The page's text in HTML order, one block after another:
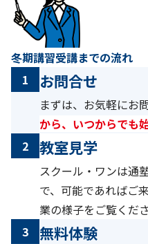
冬期講習受講までの流れ
1
お問合せ
まずは、お気軽にお
から、いつからでも
2
教室見学
スクール・ワンは通
で、可能であればご
業の様子をご覧くださ
3
無料体験